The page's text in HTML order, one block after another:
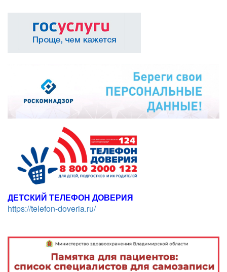
ДЕТСКИЙ ТЕЛЕФОН ДОВЕРИЯ
https://telefon-doveria.ru/